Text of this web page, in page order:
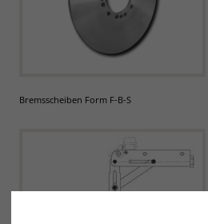
Bremsscheiben Form F-B-S